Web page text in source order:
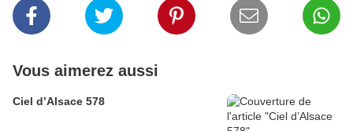
Vous aimerez aussi
Ciel d’Alsace 578